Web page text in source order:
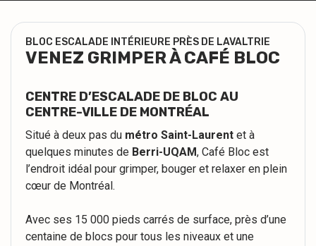
BLOC ESCALADE INTÉRIEURE PRÈS DE LAVALTRIE
VENEZ GRIMPER À CAFÉ BLOC
CENTRE D’ESCALADE DE BLOC AU
CENTRE-VILLE DE MONTRÉAL
Situé à deux pas du métro Saint-Laurent et à
quelques minutes de Berri-UQAM, Café Bloc est
l’endroit idéal pour grimper, bouger et relaxer en plein
cœur de Montréal.
Avec ses 15 000 pieds carrés de surface, près d’une
centaine de blocs pour tous les niveaux et une